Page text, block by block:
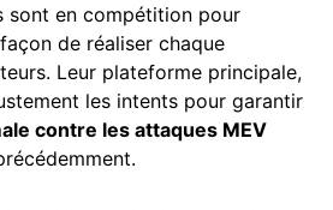
sont en compétition pour
de réaliser chaque
Leur plateforme principale,
les intents pour garantir
contre les attaques MEV